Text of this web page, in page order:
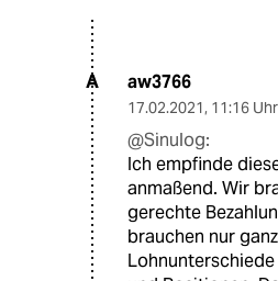
A aw3766
17.02.2021, 11:16 Uhr
@Sinulog:
Ich empfinde
anmaßend. Wir
gerechte
brauchen nur